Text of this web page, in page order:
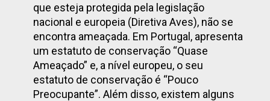
que esteja protegida pela legislação
nacional e europeia (Diretiva Aves), não se
encontra ameaçada. Em Portugal, apresenta
um estatuto de conservação “Quase
Ameaçado” e, a nível europeu, o seu
estatuto de conservação é “Pouco
Preocupante”. Além disso, existem alguns